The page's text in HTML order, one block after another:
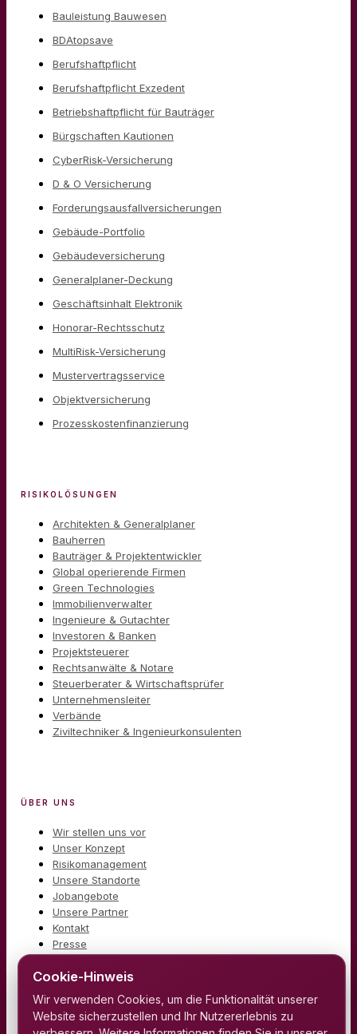
Bauleistung Bauwesen
BDAtopsave
Berufshaftpflicht
Berufshaftpflicht Exzedent
Betriebshaftpflicht für Bauträger
Bürgschaften Kautionen
CyberRisk-Versicherung
D & O Versicherung
Forderungsausfallversicherungen
Gebäude-Portfolio
Gebäudeversicherung
Generalplaner-Deckung
Geschäftsinhalt Elektronik
Honorar-Rechtsschutz
MultiRisk-Versicherung
Mustervertragsservice
Objektversicherung
Prozesskostenfinanzierung
RISIKOLÖSUNGEN
Architekten & Generalplaner
Bauherren
Bauträger & Projektentwickler
Global operierende Firmen
Green Technologies
Immobilienverwalter
Ingenieure & Gutachter
Investoren & Banken
Projektsteuerer
Rechtsanwälte & Notare
Steuerberater & Wirtschaftsprüfer
Unternehmensleiter
Verbände
Ziviltechniker & Ingenieurkonsulenten
ÜBER UNS
Wir stellen uns vor
Unser Konzept
Risikomanagement
Unsere Standorte
Jobangebote
Unsere Partner
Kontakt
Presse
Cookie-Hinweis
Wir verwenden Cookies, um die Funktionalität unserer
Website sicherzustellen und Ihr Nutzererlebnis zu